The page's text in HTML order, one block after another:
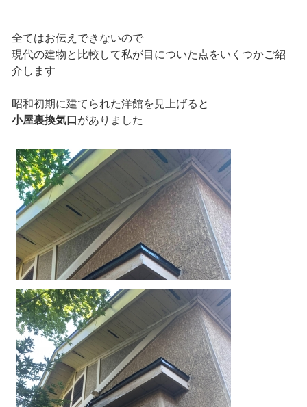
全てはお伝えできないので
現代の建物と比較して私が目についた点をいくつかご紹
介します
昭和初期に建てられた洋館を見上げると
小屋裏換気口 がありました